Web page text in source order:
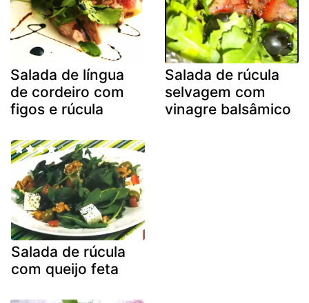
Salada de língua
de cordeiro com
figos e rúcula
Salada de rúcula
selvagem com
vinagre balsâmico
Salada de rúcula
com queijo feta